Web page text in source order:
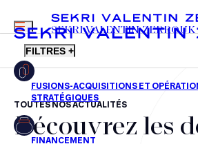
FR EN
MENU
SEKRI VALENTIN ZERROUK
FILTRES +
Fusions-acquisitions et opérations
TOUTES NOS ACTUALITÉS
Découvrez les